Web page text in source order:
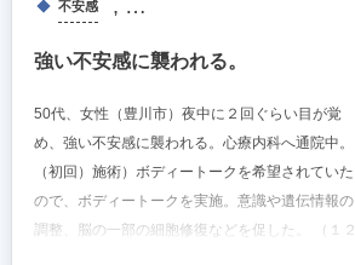
不安感 , …
強い不安感に襲われる。
50代、女性（豊川市）夜中に２回ぐらい目が覚
め、強い不安感に襲われる。心療内科へ通院中。
（初回）施術）ボディートークを希望されていた
ので、ボディートークを実施。意識や遺伝情報の
調整、脳の一部の細胞修復などを促した。 （１２